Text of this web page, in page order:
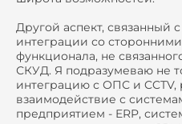
Другой аспект, связанный
интеграции со
функционала, не
СКУД. Я подразумеваю не
интеграцию с ОПС и CCTV,
взаимодействие с
предприятием - ERP,